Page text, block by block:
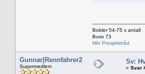
Bobler 54-75 x antall
Buss 73
Min Prosjekttråd
Gunnar|Rennfahrer2
Supermedlem
Sv:
« Svar